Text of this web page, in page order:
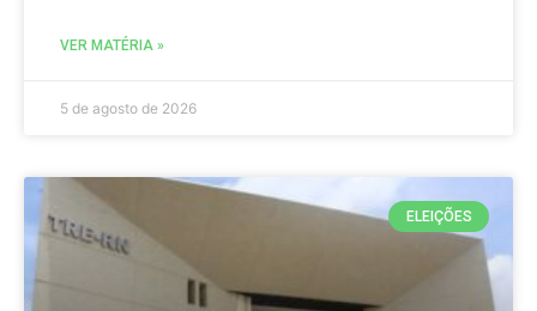
VER MATÉRIA »
5 de agosto de 2026
ELEIÇÕES